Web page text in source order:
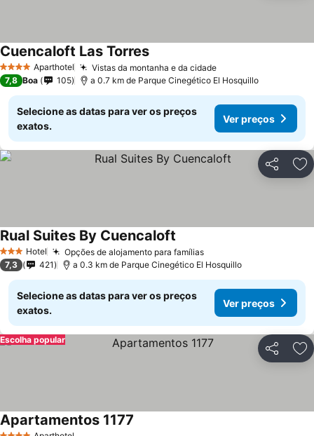
4 EstrelasAparthotel Vistas da montanha e da cidadeVer preços
Cuencaloft Las TorresVer preços
7,8 Boa 105 a 0.7 km de Parque Cinegético El Hosquillo
Selecione as datas para ver os preços
exatos.
Ver preços
Partilhar
3 EstrelasHotel Opções de alojamento para famíliasVer preços
Rual Suites By Cuencaloft
7,3 421 a 0.3 km de Parque Cinegético El Hosquillo
Selecione as datas para ver os preços
exatos.
Ver preços
Partilhar
Escolha popular
Apartamentos 1177